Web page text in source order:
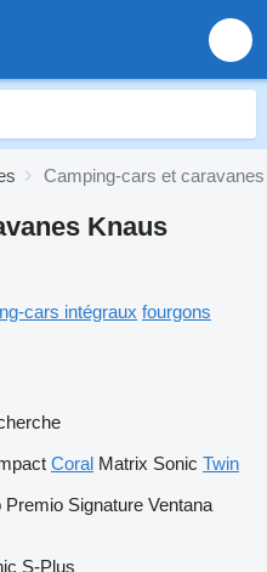
Camping-cars et
Knaus
intégraux fourgons
Coral Matrix Sonic Twin
Premio Signature Ventana
S-Plus